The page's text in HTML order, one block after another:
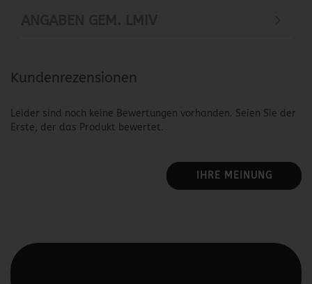
Kundenrezensionen
Leider sind noch keine Bewertungen vorhanden. Seien Sie der
Erste, der das Produkt bewertet.
IHRE MEINUNG